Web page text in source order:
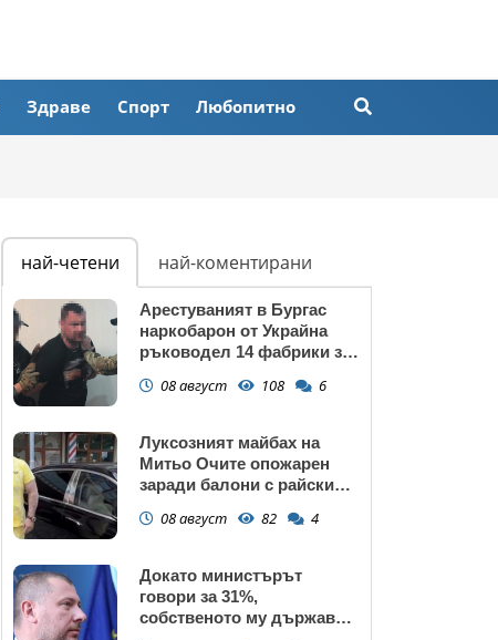
Здраве Спорт Любопитно
най-четени най-коментирани
Арестуваният в Бургас
наркобарон от Украйна
ръководел 14 фабрики за
08 август 108 6
Луксозният майбах на
Митьо Очите опожарен
заради балони с райски
08 август 82 4
Докато министърът
говори за 31%,
собственото му държавно